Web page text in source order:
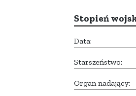
Stopień
Data:
Starszeństwo:
Organ nadający: